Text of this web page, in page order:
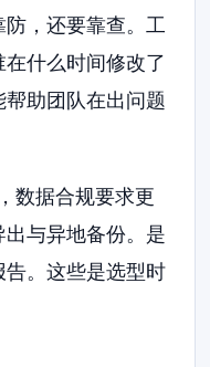
，还要靠查。工
什么时间修改了
助团队在出问题
数据合规要求更
与异地备份。是
。这些是选型时